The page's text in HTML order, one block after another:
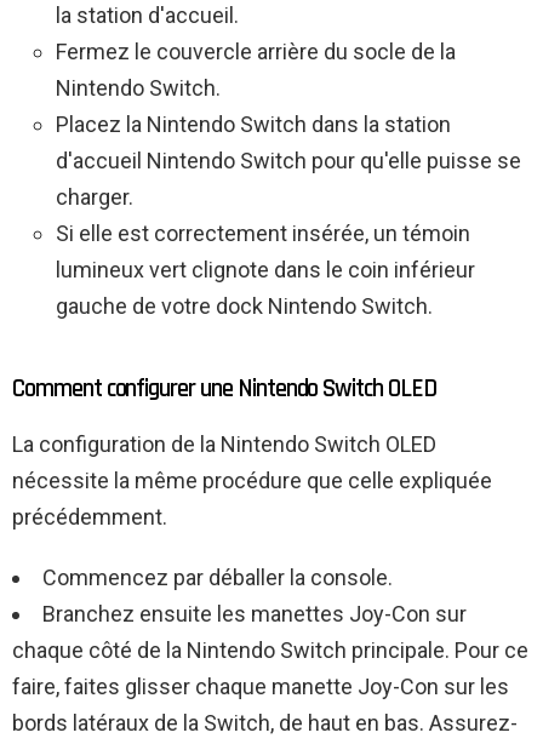
la station d'accueil.
Fermez le couvercle arrière du socle de la
Nintendo Switch.
Placez la Nintendo Switch dans la station
d'accueil Nintendo Switch pour qu'elle puisse se
charger.
Si elle est correctement insérée, un témoin
lumineux vert clignote dans le coin inférieur
gauche de votre dock Nintendo Switch.
Comment configurer une Nintendo Switch OLED
La configuration de la Nintendo Switch OLED
nécessite la même procédure que celle expliquée
précédemment.
Commencez par déballer la console.
Branchez ensuite les manettes Joy-Con sur
chaque côté de la Nintendo Switch principale. Pour ce
faire, faites glisser chaque manette Joy-Con sur les
bords latéraux de la Switch, de haut en bas. Assurez-